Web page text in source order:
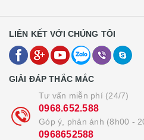
LIÊN KẾT VỚI CHÚNG TÔI
GIẢI ĐÁP THẮC MẮC
Tư vấn miễn phí (24/7)
0968.652.588
Góp ý, phản ánh (8h00 -
0968652588